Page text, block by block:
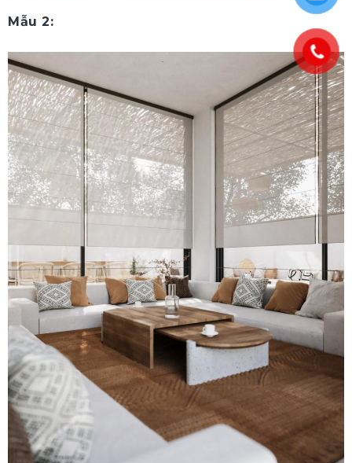
Mẫu 2: